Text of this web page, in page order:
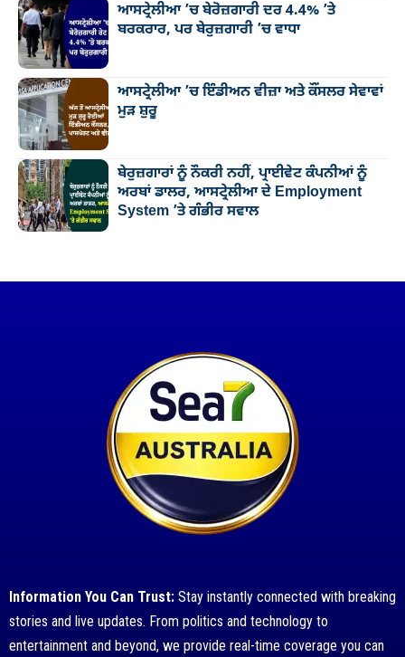
ਆਸਟ੍ਰੇਲੀਆ ’ਚ ਬੇਰੋਜ਼ਗਾਰੀ ਦਰ 4.4% ’ਤੇ
ਬਰਕਰਾਰ, ਪਰ ਬੇਰੁਜ਼ਗਾਰੀ ’ਚ ਵਾਧਾ
ਆਸਟ੍ਰੇਲੀਆ ’ਚ ਇੰਡੀਅਨ ਵੀਜ਼ਾ ਅਤੇ ਕੌਂਸਲਰ ਸੇਵਾਵਾਂ
ਮੁੜ ਸ਼ੁਰੂ
ਬੇਰੁਜ਼ਗਾਰਾਂ ਨੂੰ ਨੌਕਰੀ ਨਹੀਂ, ਪ੍ਰਾਈਵੇਟ ਕੰਪਨੀਆਂ ਨੂੰ
ਅਰਬਾਂ ਡਾਲਰ, ਆਸਟ੍ਰੇਲੀਆ ਦੇ Employment
System ’ਤੇ ਗੰਭੀਰ ਸਵਾਲ
Information You Can Trust: Stay instantly connected with breaking
stories and live updates. From politics and technology to
entertainment and beyond, we provide real-time coverage you can